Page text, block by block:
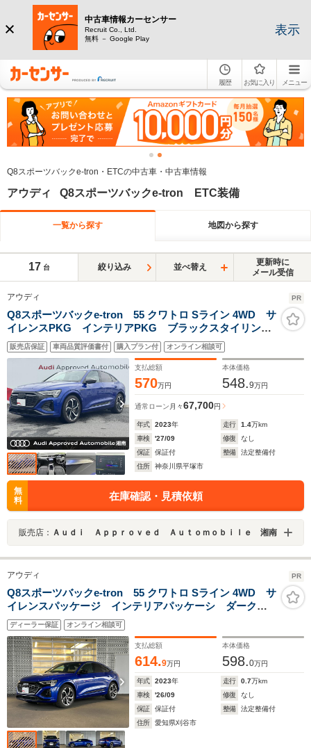
中古車情報カーセンサー
Recruit Co., Ltd.
無料 － Google Play
表示
履歴 お気に入り メニュー
Q8スポーツバックe-tron・ETCの中古車・中古車情報
アウディ Q8スポーツバックe-tron ETC装備
一覧から探す 地図から探す
17 台 絞り込み 並べ替え
更新時に
メール受信
アウディ PR
Q8スポーツバックe-tron 55 クワトロ Sライン 4WD サ
イレンスPKG インテリアPKG ブラックスタイリング
PKG B&O OP21インチAW 全席イージークローザ
ー マトリクスLED アンビエントライト 全席シート
ヒーター ステアリングヒーター
販売店保証 車両品質評価書付 購入プラン付 オンライン相談可
支払総額
570万円
本体価格
548.9万円
通常ローン 月々67,700円
年式 2023年 走行 1.4万km
車検
'27/09 修復
なし
保証
保証付 整備
法定整備付
住所
神奈川県平塚市
無
料
在庫確認・見積依頼
販売店： Ａｕｄｉ Ａｐｐｒｏｖｅｄ Ａｕｔｏｍｏｂｉｌｅ 湘南
アウディ PR
Q8スポーツバックe-tron 55 クワトロ Sライン 4WD サ
イレンスパッケージ インテリアパッケーシ ダーク
Audirings&ブラックスタイリングパッケージ 10スポー
クローターデザイン アンスラサイトブラック ポリッ
シュト
ディーラー保証 オンライン相談可
支払総額
614.9万円
本体価格
598.0万円
年式 2023年 走行 0.7万km
車検
'26/09 修復
なし
保証
保証付 整備
法定整備付
住所
愛知県刈谷市